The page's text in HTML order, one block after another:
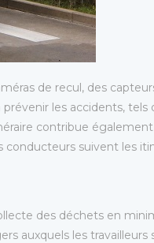
de recul, des
les accidents, tels
contribue
suivent les
des déchets en
auxquels les